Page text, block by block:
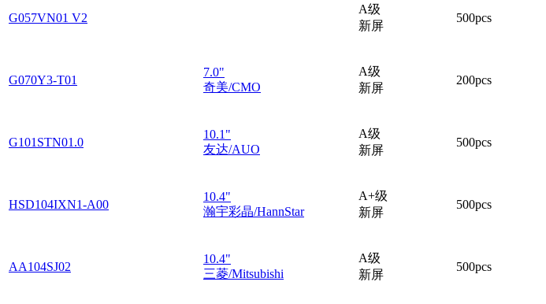
G057VN01 V2
A级
新屏
500pcs
G070Y3-T01
7.0"
奇美/CMO
A级
新屏
200pcs
G101STN01.0
10.1"
友达/AUO
A级
新屏
500pcs
HSD104IXN1-A00
10.4"
瀚宇彩晶/HannStar
A+级
新屏
500pcs
AA104SJ02
10.4"
三菱/Mitsubishi
A级
新屏
500pcs